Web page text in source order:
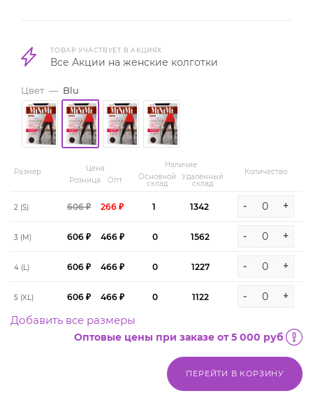
ТОВАР УЧАСТВУЕТ В АКЦИЯХ
Все Акции на женские колготки
Цвет — Blu
Размер
Цена
Розница
Опт
Наличие
Основной
склад
Удаленный
склад
Количество
2 (S) 606 ₽ 266 ₽ 1 1342 - +
3 (M) 606 ₽ 466 ₽ 0 1562 - +
4 (L) 606 ₽ 466 ₽ 0 1227 - +
5 (XL) 606 ₽ 466 ₽ 0 1122 - +
Добавить все размеры
Оптовые цены при заказе от 5 000 руб
ПЕРЕЙТИ В КОРЗИНУ